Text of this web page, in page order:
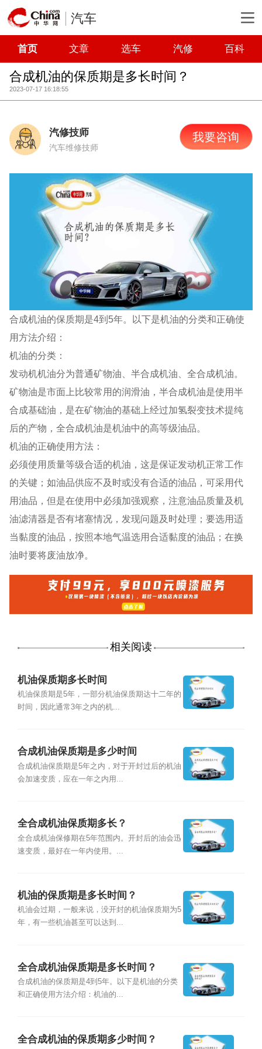
汽车
首页 文章 选车 汽修 百科
合成机油的保质期是多长时间？
2023-07-17 16:18:55
汽修技师
汽车维修技师
我要咨询
合成机油的保质期是4到5年。以下是机油的分类和正确使
用方法介绍：
机油的分类：
发动机机油分为普通矿物油、半合成机油、全合成机油。
矿物油是市面上比较常用的润滑油，半合成机油是使用半
合成基础油，是在矿物油的基础上经过加氢裂变技术提纯
后的产物，全合成机油是机油中的高等级油品。
机油的正确使用方法：
必须使用质量等级合适的机油，这是保证发动机正常工作
的关键；如油品供应不及时或没有合适的油品，可采用代
用油品，但是在使用中必须加强观察，注意油品质量及机
油滤清器是否有堵塞情况，发现问题及时处理；要选用适
当黏度的油品，按照本地气温选用合适黏度的油品；在换
油时要将废油放净。
相关阅读
机油保质期多长时间
机油保质期是5年，一部分机油保质期达十二年的
时间，因此通常3年之内的机...
合成机油保质期是多少时间
合成机油保质期是5年之内，对于开封过后的机油
会加速变质，应在一年之内用...
全合成机油保质期多长？
全合成机油保修期在5年范围内。开封后的油会迅
速变质，最好在一年内使用。...
机油的保质期是多长时间？
机油会过期，一般来说，没开封的机油保质期为5
年，有一些机油甚至可以达到...
全合成机油保质期是多长时间？
合成机油的保质期是4到5年。以下是机油的分类
和正确使用方法介绍：机油的...
全合成机油的保质期多少时间？